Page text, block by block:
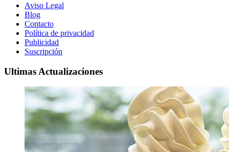
Aviso Legal
Blog
Contacto
Política de privacidad
Publicidad
Suscripción
Ultimas Actualizaciones